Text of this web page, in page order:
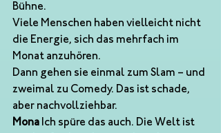
Bühne.
Viele Menschen haben vielleicht nicht
die Energie, sich das mehrfach im
Monat anzuhören.
Dann gehen sie einmal zum Slam – und
zweimal zu Comedy. Das ist schade,
aber nachvollziehbar.
Mona Ich spüre das auch. Die Welt ist